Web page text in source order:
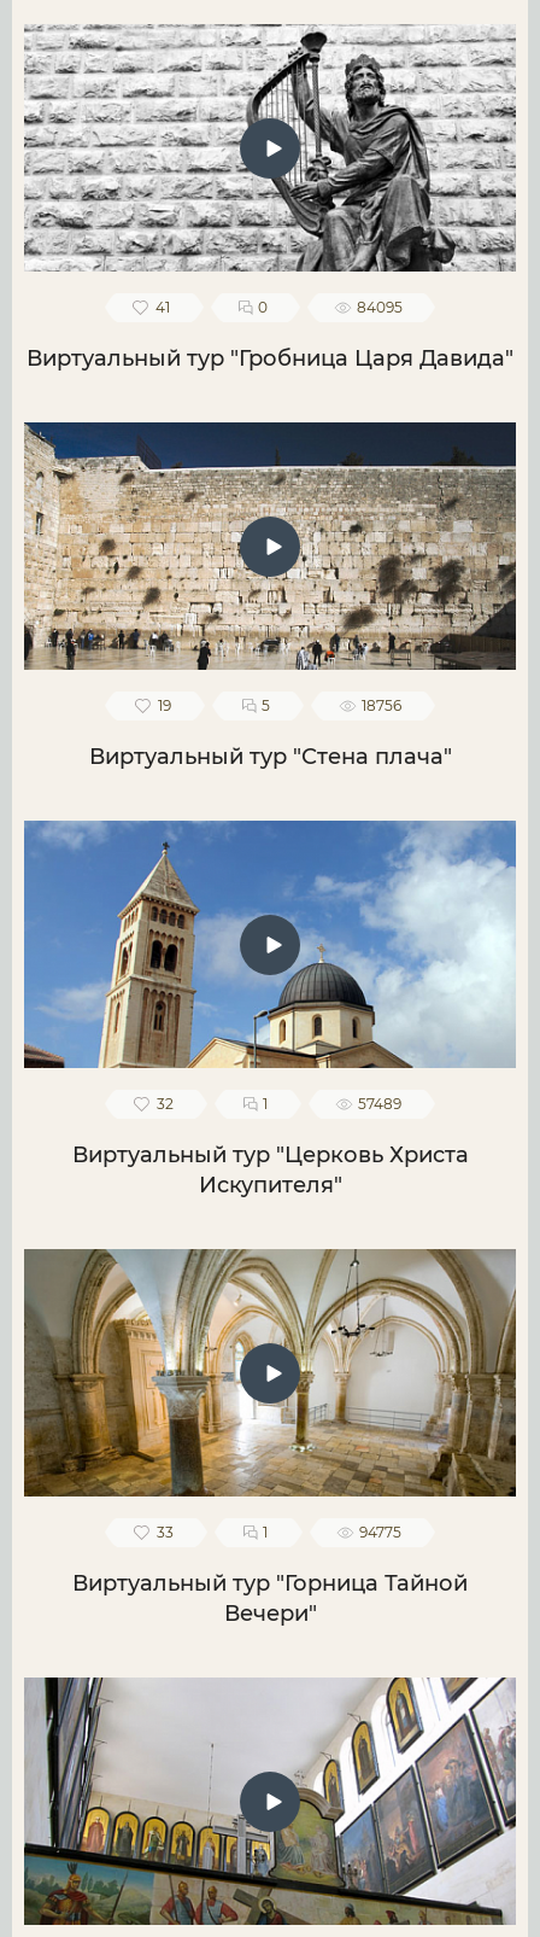
41 0 84095
Виртуальный тур "Гробница Царя Давида"
19 5 18756
Виртуальный тур "Стена плача"
32 1 57489
Виртуальный тур "Церковь Христа
Искупителя"
33 1 94775
Виртуальный тур "Горница Тайной
Вечери"